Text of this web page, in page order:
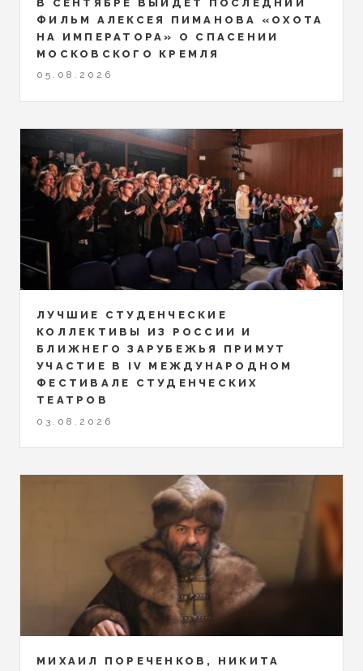
В СЕНТЯБРЕ ВЫЙДЕТ ПОСЛЕДНИЙ
ФИЛЬМ АЛЕКСЕЯ ПИМАНОВА «ОХОТА
НА ИМПЕРАТОРА» О СПАСЕНИИ
МОСКОВСКОГО КРЕМЛЯ
05.08.2026
ЛУЧШИЕ СТУДЕНЧЕСКИЕ
КОЛЛЕКТИВЫ ИЗ РОССИИ И
БЛИЖНЕГО ЗАРУБЕЖЬЯ ПРИМУТ
УЧАСТИЕ В IV МЕЖДУНАРОДНОМ
ФЕСТИВАЛЕ СТУДЕНЧЕСКИХ
ТЕАТРОВ
03.08.2026
МИХАИЛ ПОРЕЧЕНКОВ, НИКИТА